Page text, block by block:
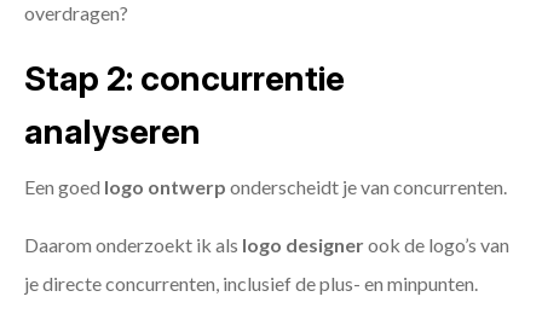
overdragen?
Stap 2: concurrentie
analyseren
Een goed logo ontwerp onderscheidt je van concurrenten.
Daarom onderzoekt ik als logo designerook de logo’s van
je directe concurrenten, inclusief de plus- en minpunten.